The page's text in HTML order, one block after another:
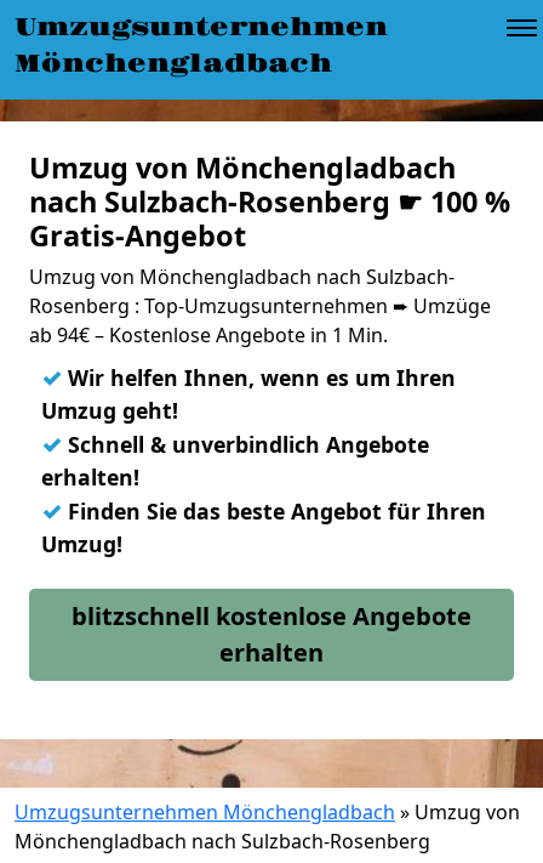
Umzugsunternehmen
Mönchengladbach
Umzug von Mönchengladbach
nach Sulzbach-Rosenberg ☛ 100 %
Gratis-Angebot
Umzug von Mönchengladbach nach Sulzbach-
Rosenberg : Top-Umzugsunternehmen ➨ Umzüge
ab 94€ – Kostenlose Angebote in 1 Min.
✓ Wir helfen Ihnen, wenn es um Ihren
Umzug geht!
✓ Schnell & unverbindlich Angebote
erhalten!
✓ Finden Sie das beste Angebot für Ihren
Umzug!
blitzschnell kostenlose Angebote
erhalten
Umzugsunternehmen Mönchengladbach » Umzug von
Mönchengladbach nach Sulzbach-Rosenberg